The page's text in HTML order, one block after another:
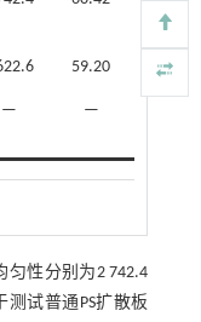
59.20
— —
性分别为2 742.4
测试普通PS扩散板